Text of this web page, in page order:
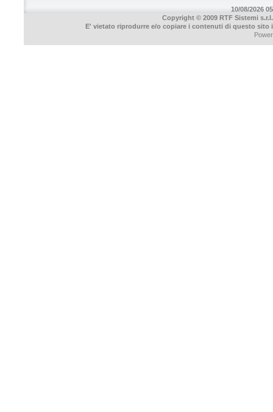
10/08/2026
Copyright © 2009 RTF Sistemi
E' vietato riprodurre e/o copiare i contenuti di questo